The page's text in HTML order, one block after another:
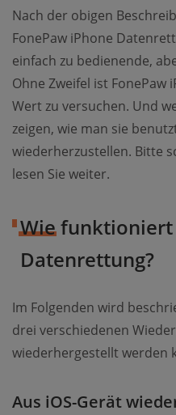
Nach der obigen
FonePaw iPhone
einfach zu bedienende,
Ohne Zweifel ist
Wert zu versuchen. Und
zeigen, wie man sie
wiederherzustellen. Bitte
lesen Sie weiter.
Wie funktioniert
Datenrettung?
Im Folgenden wird
drei verschiedenen
wiederhergestellt werden
Aus iOS-Gerät